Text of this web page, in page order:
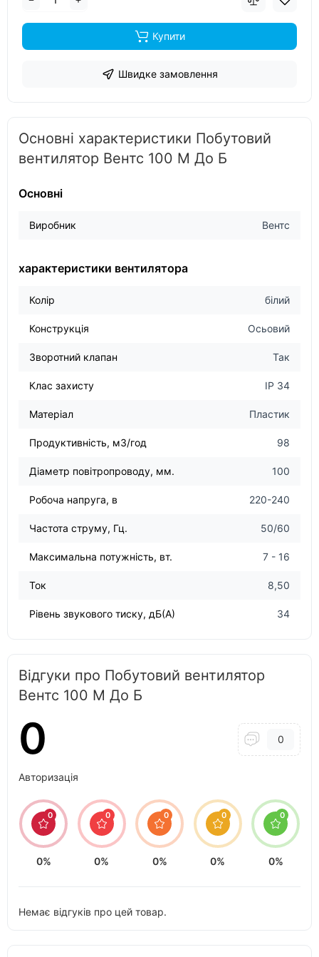
Купити
Швидке замовлення
Основні характеристики Побутовий
вентилятор Вентс 100 М До Б
Основні
Виробник Вентс
характеристики вентилятора
Колір білий
Конструкція Осьовий
Зворотний клапан Так
Клас захисту IP 34
Матеріал Пластик
Продуктивність, м3/год 98
Діаметр повітропроводу, мм. 100
Робоча напруга, в 220-240
Частота струму, Гц. 50/60
Максимальна потужність, вт. 7 - 16
Ток 8,50
Рівень звукового тиску, дБ(А) 34
Відгуки про Побутовий вентилятор
Вентс 100 М До Б
0 0
Авторизація
0
0%
0
0%
0
0%
0
0%
0
0%
Немає відгуків про цей товар.